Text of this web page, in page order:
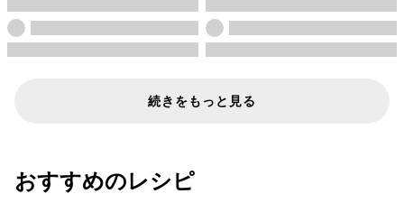
続きをもっと見る
おすすめのレシピ